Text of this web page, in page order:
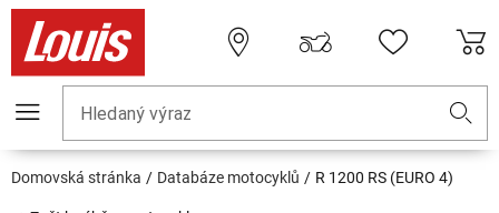
Hledaný výraz
Domovská stránka Databáze motocyklů R 1200 RS (EURO 4)